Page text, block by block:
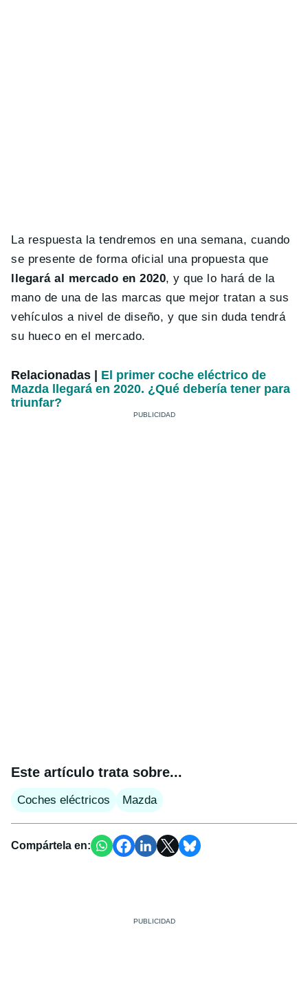
La respuesta la tendremos en una semana, cuando
se presente de forma oficial una propuesta que
llegará al mercado en 2020, y que lo hará de la
mano de una de las marcas que mejor tratan a sus
vehículos a nivel de diseño, y que sin duda tendrá
su hueco en el mercado.
Relacionadas | El primer coche eléctrico de
Mazda llegará en 2020. ¿Qué debería tener para
triunfar?
Este artículo trata sobre...
Coches eléctricos Mazda
Compártela en: